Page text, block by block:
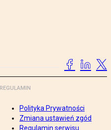
REGULAMIN
Polityka Prywatności
Zmiana ustawień zgód
Regulamin serwisu